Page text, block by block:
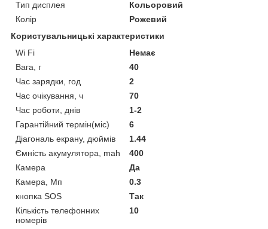
Тип дисплея
Кольоровий
Колір
Рожевий
Користувальницькі характеристики
Wi Fi
Немає
Вага, г
40
Час зарядки, год
2
Час очікування, ч
70
Час роботи, днів
1-2
Гарантійний термін(міс)
6
Діагональ екрану, дюймів
1.44
Ємність акумулятора, mah
400
Камера
Да
Камера, Мп
0.3
кнопка SOS
Так
Кількість телефонних
номерів
10